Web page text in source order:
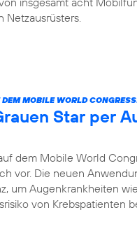
Netzausrüsters.
MOBILE WORLD
Star per
dem Mobile World
vor. Die neuen
um Augenkrankheiten
von Krebspatienten